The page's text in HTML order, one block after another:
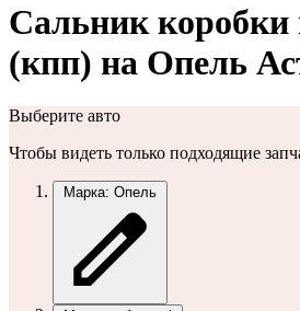
Сальник коробки
(кпп) на Опель
Выберите авто
Чтобы видеть только подходящие
Марка: Опель